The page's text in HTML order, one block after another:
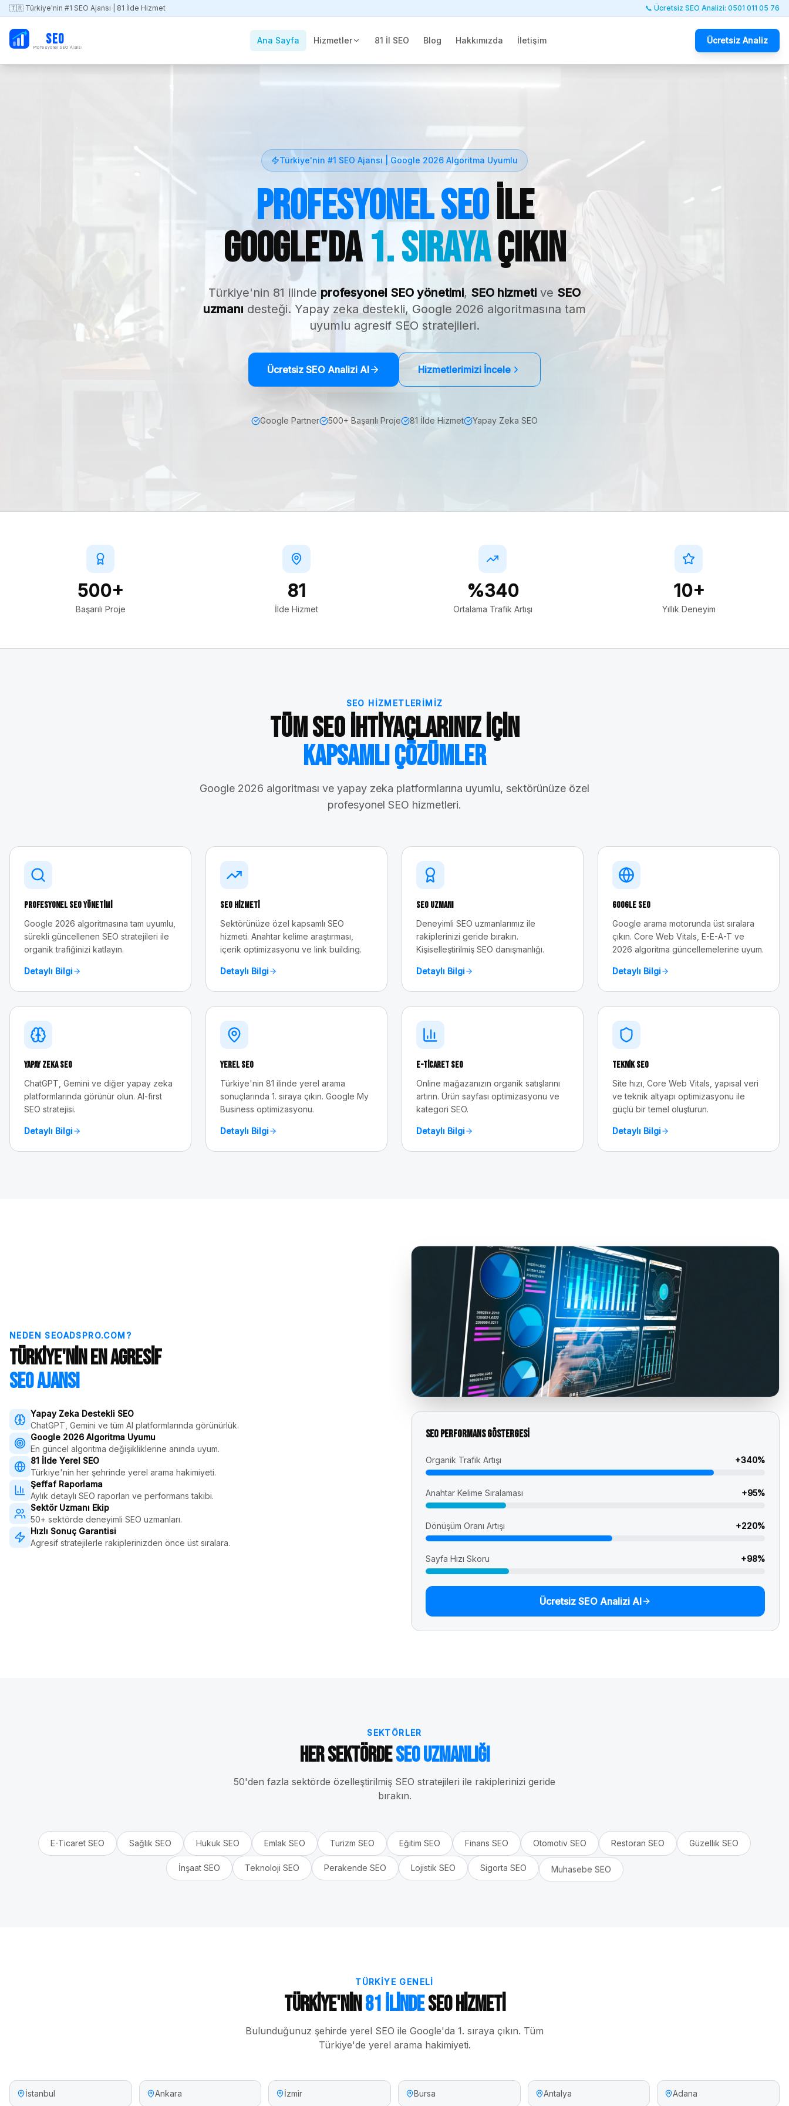
🇹🇷 Türkiye'nin #1 SEO Ajansı | 81 İlde Hizmet 📞 Ücretsiz SEO Analizi: 0501 011 05 76
SEO
Profesyonel SEO Ajansı
Ana Sayfa Hizmetler 81 İl SEO Blog Hakkımızda İletişim Ücretsiz Analiz
Türkiye'nin #1 SEO Ajansı | Google 2026 Algoritma Uyumlu
Profesyonel SEOile
Google'da1. SırayaÇıkın
Türkiye'nin 81 ilinde profesyonel SEO yönetimi, SEO hizmeti ve SEO
uzmanı desteği. Yapay zeka destekli, Google 2026 algoritmasına tam
uyumlu agresif SEO stratejileri.
Ücretsiz SEO Analizi Al Hizmetlerimizi İncele
Google Partner 500+ Başarılı Proje 81 İlde Hizmet Yapay Zeka SEO
500+
Başarılı Proje
81
İlde Hizmet
%340
Ortalama Trafik Artışı
10+
Yıllık Deneyim
SEO HIZMETLERIMIZ
Tüm SEO İhtiyaçlarınız İçin
Kapsamlı Çözümler
Google 2026 algoritması ve yapay zeka platformlarına uyumlu, sektörünüze özel
profesyonel SEO hizmetleri.
Profesyonel SEO Yönetimi
Google 2026 algoritmasına tam uyumlu,
sürekli güncellenen SEO stratejileri ile
organik trafiğinizi katlayın.
Detaylı Bilgi
SEO Hizmeti
Sektörünüze özel kapsamlı SEO
hizmeti. Anahtar kelime araştırması,
içerik optimizasyonu ve link building.
Detaylı Bilgi
SEO Uzmanı
Deneyimli SEO uzmanlarımız ile
rakiplerinizi geride bırakın.
Kişiselleştirilmiş SEO danışmanlığı.
Detaylı Bilgi
Google SEO
Google arama motorunda üst sıralara
çıkın. Core Web Vitals, E-E-A-T ve
2026 algoritma güncellemelerine uyum.
Detaylı Bilgi
Yapay Zeka SEO
ChatGPT, Gemini ve diğer yapay zeka
platformlarında görünür olun. AI-first
SEO stratejisi.
Detaylı Bilgi
Yerel SEO
Türkiye'nin 81 ilinde yerel arama
sonuçlarında 1. sıraya çıkın. Google My
Business optimizasyonu.
Detaylı Bilgi
E-Ticaret SEO
Online mağazanızın organik satışlarını
artırın. Ürün sayfası optimizasyonu ve
kategori SEO.
Detaylı Bilgi
Teknik SEO
Site hızı, Core Web Vitals, yapısal veri
ve teknik altyapı optimizasyonu ile
güçlü bir temel oluşturun.
Detaylı Bilgi
NEDEN SEOADSPRO.COM?
Türkiye'nin En Agresif
SEO Ajansı
Yapay Zeka Destekli SEO
ChatGPT, Gemini ve tüm AI platformlarında görünürlük.
Google 2026 Algoritma Uyumu
En güncel algoritma değişikliklerine anında uyum.
81 İlde Yerel SEO
Türkiye'nin her şehrinde yerel arama hakimiyeti.
Şeffaf Raporlama
Aylık detaylı SEO raporları ve performans takibi.
Sektör Uzmanı Ekip
50+ sektörde deneyimli SEO uzmanları.
Hızlı Sonuç Garantisi
Agresif stratejilerle rakiplerinizden önce üst sıralara.
SEO Performans Göstergesi
Organik Trafik Artışı +340%
Anahtar Kelime Sıralaması +95%
Dönüşüm Oranı Artışı +220%
Sayfa Hızı Skoru +98%
Ücretsiz SEO Analizi Al
SEKTÖRLER
Her SektördeSEO Uzmanlığı
50'den fazla sektörde özelleştirilmiş SEO stratejileri ile rakiplerinizi geride
bırakın.
E-Ticaret SEO Sağlık SEO Hukuk SEO Emlak SEO Turizm SEO Eğitim SEO Finans SEO Otomotiv SEO Restoran SEO Güzellik SEO
İnşaatSEO Teknoloji SEO Perakende SEO Lojistik SEO Sigorta SEO Muhasebe SEO
TÜRKIYE GENELI
Türkiye'nin81 İlindeSEO Hizmeti
Bulunduğunuz şehirde yerel SEO ile Google'da 1. sıraya çıkın. Tüm
Türkiye'de yerel arama hakimiyeti.
İstanbul Ankara İzmir Bursa Antalya Adana